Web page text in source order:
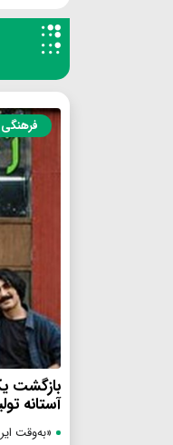
فرهنگی
بازگشت
آستانه
«به‌وقت